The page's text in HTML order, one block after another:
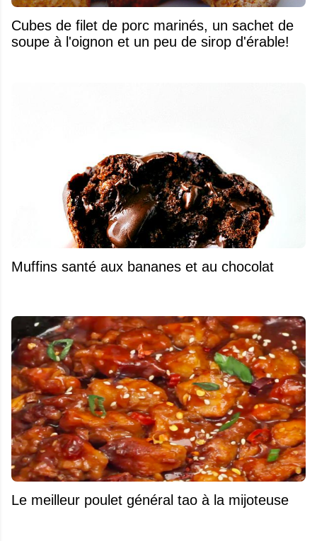
Cubes de filet de porc marinés, un sachet de
soupe à l'oignon et un peu de sirop d'érable!
Muffins santé aux bananes et au chocolat
Le meilleur poulet général tao à la mijoteuse